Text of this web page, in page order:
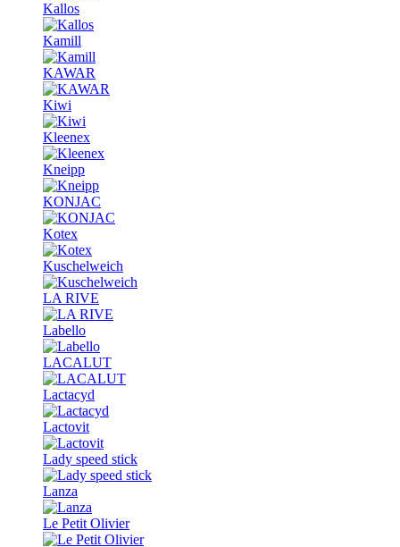
Kallos
Kamill
KAWAR
Kiwi
Kleenex
Kneipp
KONJAC
Kotex
Kuschelweich
LA RIVE
Labello
LACALUT
Lactacyd
Lactovit
Lady speed stick
Lanza
Le Petit Olivier